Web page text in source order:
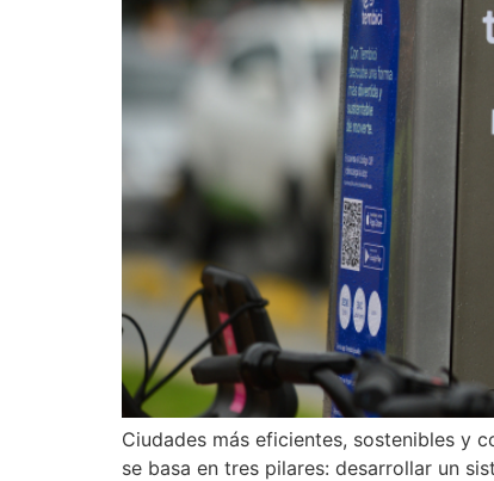
Ciudades más eficientes, sostenibles y
se basa en tres pilares: desarrollar un